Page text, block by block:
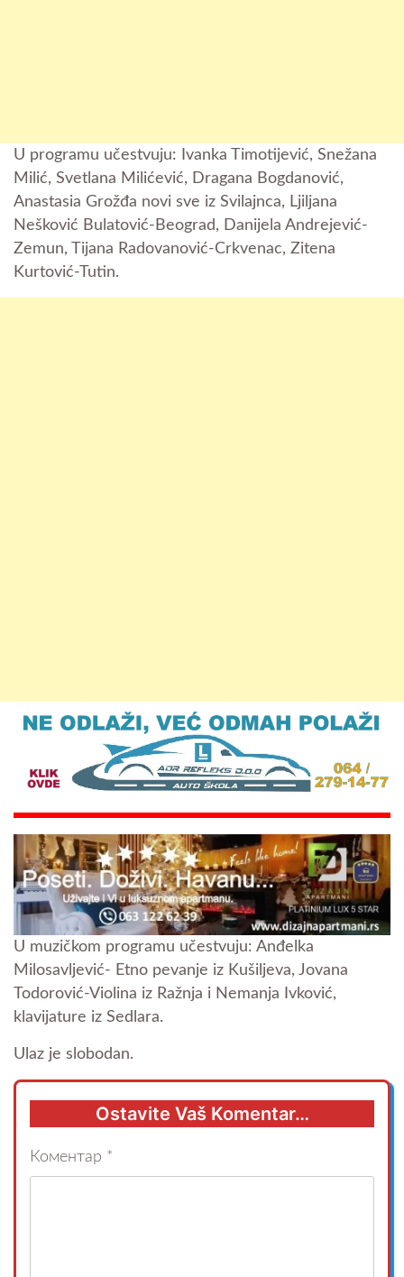
U programu učestvuju: Ivanka Timotijević, Snežana
Milić, Svetlana Milićević, Dragana Bogdanović,
Anastasia Grožđa novi sve iz Svilajnca, Ljiljana
Nešković Bulatović-Beograd, Danijela Andrejević-
Zemun, Tijana Radovanović-Crkvenac, Zitena
Kurtović-Tutin.
U muzičkom programu učestvuju: Anđelka
Milosavljević- Etno pevanje iz Kušiljeva, Jovana
Todorović-Violina iz Ražnja i Nemanja Ivković,
klavijature iz Sedlara.
Ulaz je slobodan.
Ostavite Vaš Komentar…
Коментар *